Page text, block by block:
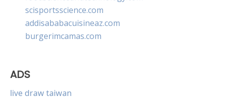
scisportsscience.com
addisababacuisineaz.com
burgerimcamas.com
ADS
live draw taiwan